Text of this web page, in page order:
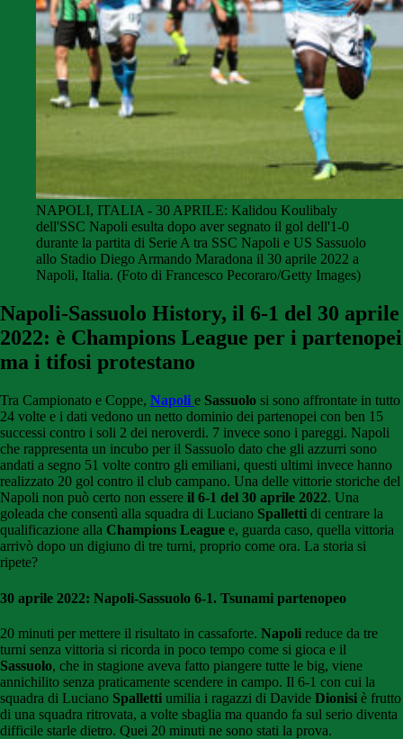
NAPOLI, ITALIA - 30 APRILE: Kalidou Koulibaly
dell'SSC Napoli esulta dopo aver segnato il gol dell'1-0
durante la partita di Serie A tra SSC Napoli e US Sassuolo
allo Stadio Diego Armando Maradona il 30 aprile 2022 a
Napoli, Italia. (Foto di Francesco Pecoraro/Getty Images)
Napoli-Sassuolo History, il 6-1 del 30 aprile
2022: è Champions League per i partenopei
ma i tifosi protestano
Tra Campionato e Coppe, Napoli e Sassuolo si sono affrontate in tutto
24 volte e i dati vedono un netto dominio dei partenopei con ben 15
successi contro i soli 2 dei neroverdi. 7 invece sono i pareggi. Napoli
che rappresenta un incubo per il Sassuolo dato che gli azzurri sono
andati a segno 51 volte contro gli emiliani, questi ultimi invece hanno
realizzato 20 gol contro il club campano. Una delle vittorie storiche del
Napoli non può certo non essere il 6-1 del 30 aprile 2022. Una
goleada che consentì alla squadra di Luciano Spalletti di centrare la
qualificazione alla Champions League e, guarda caso, quella vittoria
arrivò dopo un digiuno di tre turni, proprio come ora. La storia si
ripete?
30 aprile 2022: Napoli-Sassuolo 6-1. Tsunami partenopeo
20 minuti per mettere il risultato in cassaforte. Napoli reduce da tre
turni senza vittoria si ricorda in poco tempo come si gioca e il
Sassuolo, che in stagione aveva fatto piangere tutte le big, viene
annichilito senza praticamente scendere in campo. Il 6-1 con cui la
squadra di Luciano Spalletti umilia i ragazzi di Davide Dionisi è frutto
di una squadra ritrovata, a volte sbaglia ma quando fa sul serio diventa
difficile starle dietro. Quei 20 minuti ne sono stati la prova.